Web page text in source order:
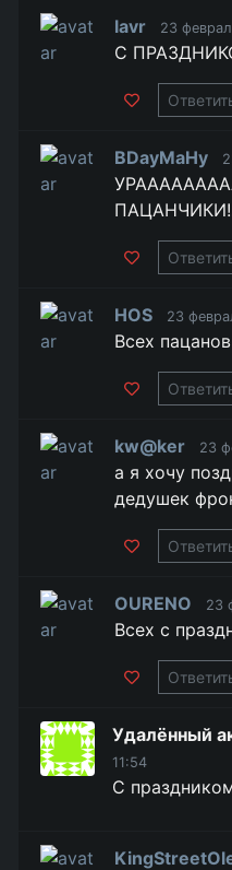
lavr 23
С
BDayMaHy
HOS 23
Всех
kw@ker 23
а я хочу
дедушек
OURENO 23
Всех с
Удалённый
11:54
С